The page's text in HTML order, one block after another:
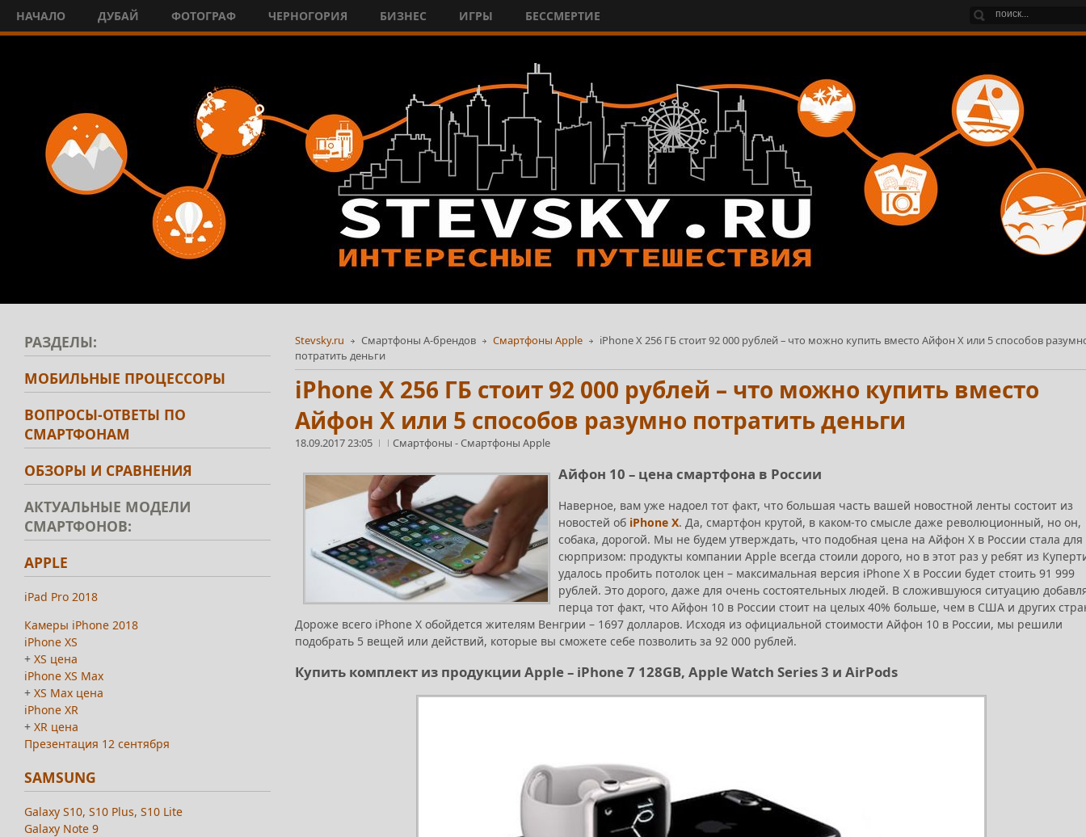
НАЧАЛО ДУБАЙ ФОТОГРАФ ЧЕРНОГОРИЯ БИЗНЕС ИГРЫ БЕССМЕРТИЕ
Stevsky.ru Смартфоны А-брендов Смартфоны Apple
iPhone X 256 ГБ стоит 92 000 рублей – что можно купить вместо Айфон Х или 5 способов
потратить деньги
iPhone X 256 ГБ стоит 92 000 рублей – что можно купить вместо
Айфон Х или 5 способов разумно потратить деньги
18.09.2017 23:05 Смартфоны -Смартфоны Apple
Айфон 10 – цена смартфона в России
Наверное, вам уже надоел тот факт, что большая часть вашей новостной ленты состоит из
новостей об iPhone X. Да, смартфон крутой, в каком-то смысле даже революционный, но он,
собака, дорогой. Мы не будем утверждать, что подобная цена на Айфон Х в России стала для
сюрпризом: продукты компании Apple всегда стоили дорого, но в этот раз у ребят из
удалось пробить потолок цен – максимальная версия iPhone Х в России будет стоить 91 999
рублей. Это дорого, даже для очень состоятельных людей. В сложившуюся ситуацию
перца тот факт, что Айфон 10 в России стоит на целых 40% больше, чем в США и других
Дороже всего iPhone X обойдется жителям Венгрии – 1697 долларов. Исходя из официальной стоимости Айфон 10 в России, мы решили
подобрать 5 вещей или действий, которые вы сможете себе позволить за 92 000 рублей.
Купить комплект из продукции Apple – iPhone 7 128GB, Apple Watch Series 3 и AirPods
РАЗДЕЛЫ:
МОБИЛЬНЫЕ ПРОЦЕССОРЫ
ВОПРОСЫ-ОТВЕТЫ ПО
СМАРТФОНАМ
ОБЗОРЫ И СРАВНЕНИЯ
АКТУАЛЬНЫЕ МОДЕЛИ
СМАРТФОНОВ:
APPLE
iPad Pro 2018
Камеры iPhone 2018
iPhone XS
+ XS цена
iPhone XS Max
+ XS Max цена
iPhone XR
+ XR цена
Презентация 12 сентября
SAMSUNG
Galaxy S10, S10 Plus, S10 Lite
Galaxy Note 9